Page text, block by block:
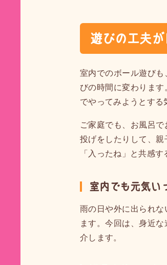
遊びの工夫
室内でのボール遊び
びの時間に変わりま
でやってみようとする
ご家庭でも、お風呂
投げをしたりして、親
「入ったね」と共感
室内でも元気い
雨の日や外に出られ
ます。今回は、身近
介します。